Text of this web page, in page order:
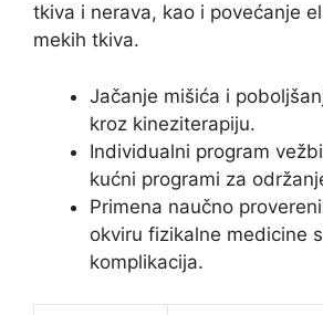
tkiva i nerava, kao i povećanje
mekih tkiva.
Jačanje mišića i
kroz kineziterapiju.
Individualni program
kućni programi za
Primena naučno
okviru fizikalne medicine
komplikacija.